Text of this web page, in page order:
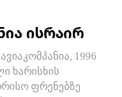
ისრაირ
1996
ხარისხის
ფრენებზე